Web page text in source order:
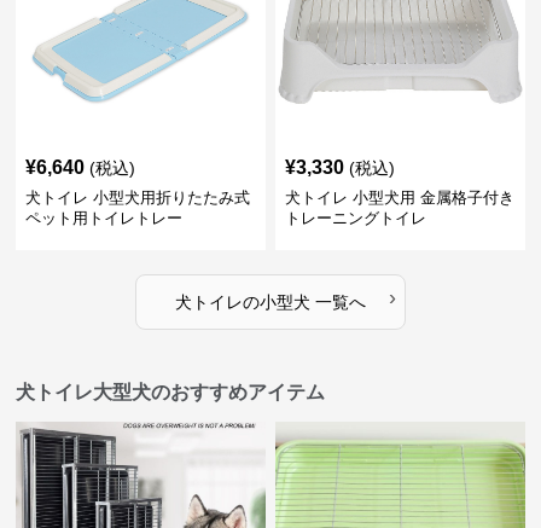
¥6,640 (税込)
犬トイレ 小型犬用折りたたみ式
ペット用トイレトレー
¥3,330 (税込)
犬トイレ 小型犬用 金属格子付き
トレーニングトイレ
犬トイレの小型犬 一覧へ ›
犬トイレ大型犬のおすすめアイテム